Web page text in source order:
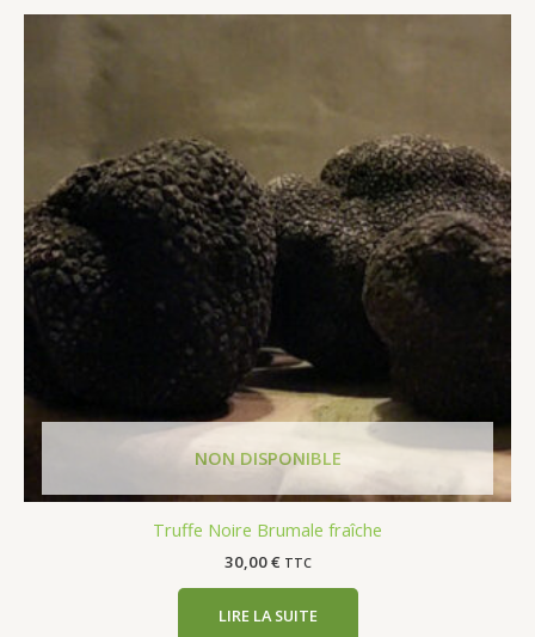
Truffe Noire Brumale fraîche
30,00€ TTC
LIRE LA SUITE